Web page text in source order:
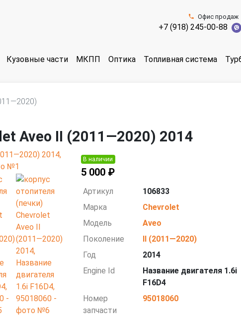
Офис продаж
+7 (918) 245-00-88
Кузовные части МКПП Оптика Топливная система
Aveo II (2011—2020) 2014
В наличии
5 000 ₽
Артикул
106833
Марка
Chevrolet
Модель
Aveo
Поколение
II (2011—2020)
Год
2014
Engine Id
Название двигателя 1.6i
F16D4
Номер
запчасти
95018060